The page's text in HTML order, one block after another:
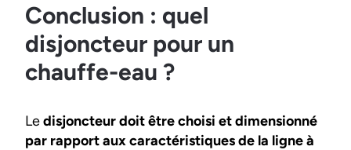
Conclusion : quel
disjoncteur pour un
chauffe-eau ?
Ledisjoncteur doit être choisi et dimensionné
par rapport aux caractéristiques de la ligne à